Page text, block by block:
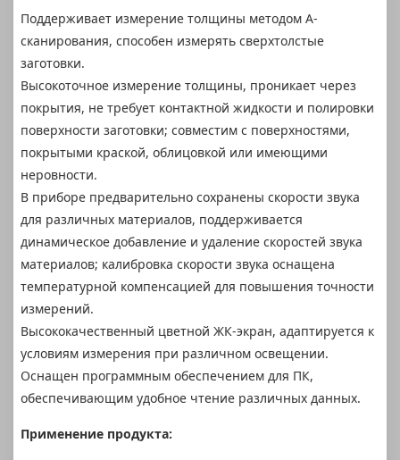
Поддерживает измерение толщины методом A-
сканирования, способен измерять сверхтолстые
заготовки.
Высокоточное измерение толщины, проникает через
покрытия, не требует контактной жидкости и полировки
поверхности заготовки; совместим с поверхностями,
покрытыми краской, облицовкой или имеющими
неровности.
В приборе предварительно сохранены скорости звука
для различных материалов, поддерживается
динамическое добавление и удаление скоростей звука
материалов; калибровка скорости звука оснащена
температурной компенсацией для повышения точности
измерений.
Высококачественный цветной ЖК-экран, адаптируется к
условиям измерения при различном освещении.
Оснащен программным обеспечением для ПК,
обеспечивающим удобное чтение различных данных.
Применение продукта: